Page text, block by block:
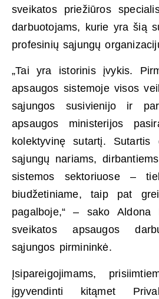
sveikatos priežiūros
darbuotojams, kurie yra šią
profesinių sąjungų
„Tai yra istorinis įvykis.
apsaugos sistemoje visos
sąjungos susivienijo ir
apsaugos ministerijos
kolektyvinę sutartį.
sąjungų nariams,
sistemos sektoriuose –
biudžetiniame, taip pat
pagalboje,“ – sako Aldona
sveikatos apsaugos
sąjungos pirmininkė.
Įsipareigojimams,
įgyvendinti kitąmet